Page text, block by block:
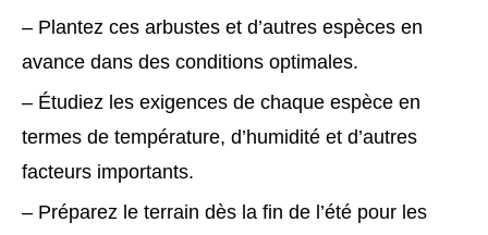
– Plantez ces arbustes et d’autres espèces en
avance dans des conditions optimales.
– Étudiez les exigences de chaque espèce en
termes de température, d’humidité et d’autres
facteurs importants.
– Préparez le terrain dès la fin de l’été pour les